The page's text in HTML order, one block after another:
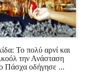
Το πολύ αρνί και
την Ανάσταση
Πάσχα οδήγησε ...